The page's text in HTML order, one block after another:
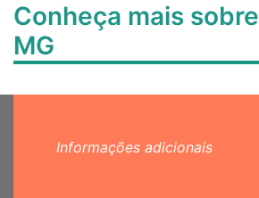
Conheça mais
MG
Informações adicionais